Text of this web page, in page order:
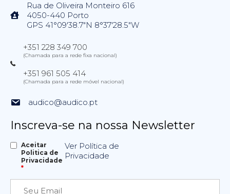
Rua de Oliveira Monteiro 616
4050-440 Porto
GPS 41°09'38.7"N 8°37'28.5"W
+351 228 349 700
(Chamada para a rede fixa nacional)
+351 961 505 414
(Chamada para a rede móvel nacional)
audico@audico.pt
Inscreva-se na nossa Newsletter
Aceitar
Politica de
Privacidade
*
Ver Política de
Privacidade